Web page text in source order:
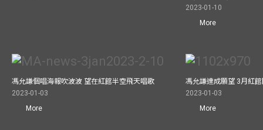
2023-01-10
More
馮允謙個唱海報吹波波 望在紅館半空飛天唱歌
2023-01-03
More
馮允謙達成願望 3月紅
2023-01-03
More